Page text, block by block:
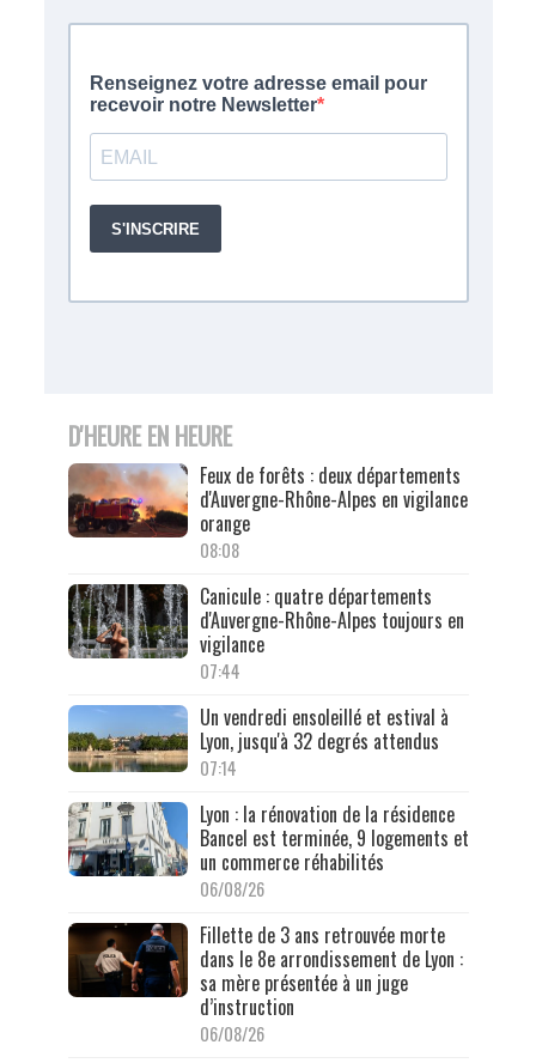
D'HEURE EN HEURE
Feux de forêts : deux départements
d'Auvergne-Rhône-Alpes en vigilance
orange
08:08
Canicule : quatre départements
d'Auvergne-Rhône-Alpes toujours en
vigilance
07:44
Un vendredi ensoleillé et estival à
Lyon, jusqu'à 32 degrés attendus
07:14
Lyon : la rénovation de la résidence
Bancel est terminée, 9 logements et
un commerce réhabilités
06/08/26
Fillette de 3 ans retrouvée morte
dans le 8e arrondissement de Lyon :
sa mère présentée à un juge
d’instruction
06/08/26